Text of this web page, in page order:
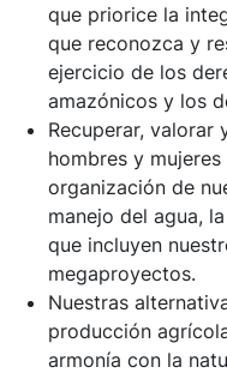
que priorice la
que reconozca y
ejercicio de los
amazónicos y los
Recuperar, valorar
hombres y
organización de
manejo del agua,
que incluyen
megaproyectos.
Nuestras
producción
armonía con la